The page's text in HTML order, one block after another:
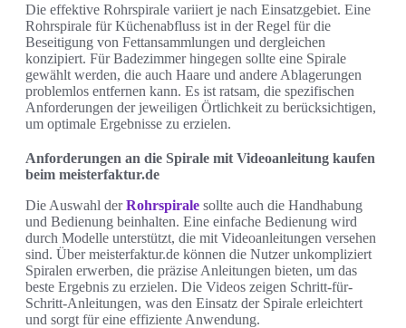
Die effektive Rohrspirale variiert je nach Einsatzgebiet. Eine
Rohrspirale für Küchenabfluss ist in der Regel für die
Beseitigung von Fettansammlungen und dergleichen
konzipiert. Für Badezimmer hingegen sollte eine Spirale
gewählt werden, die auch Haare und andere Ablagerungen
problemlos entfernen kann. Es ist ratsam, die spezifischen
Anforderungen der jeweiligen Örtlichkeit zu berücksichtigen,
um optimale Ergebnisse zu erzielen.
Anforderungen an die Spirale mit Videoanleitung kaufen
beim meisterfaktur.de
Die Auswahl derRohrspirale sollte auch die Handhabung
und Bedienung beinhalten. Eine einfache Bedienung wird
durch Modelle unterstützt, die mit Videoanleitungen versehen
sind. Über meisterfaktur.de können die Nutzer unkompliziert
Spiralen erwerben, die präzise Anleitungen bieten, um das
beste Ergebnis zu erzielen. Die Videos zeigen Schritt-für-
Schritt-Anleitungen, was den Einsatz der Spirale erleichtert
und sorgt für eine effiziente Anwendung.